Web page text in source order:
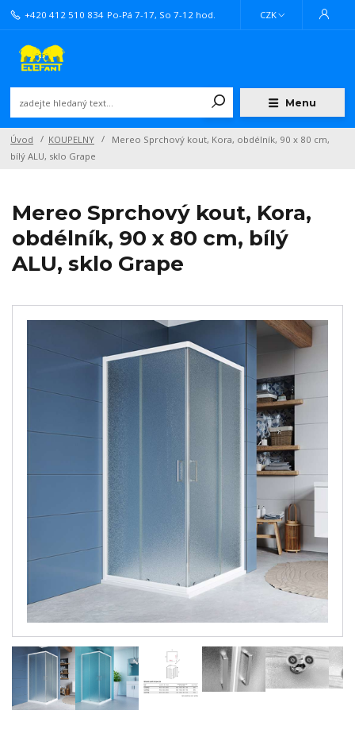
Menu
CZK
+420 412 510 834 Po-Pá 7-17, So 7-12 hod.
Úvod KOUPELNY
Mereo Sprchový kout, Kora, obdélník, 90 x 80 cm,
bílý ALU, sklo Grape
Mereo Sprchový kout, Kora,
obdélník, 90 x 80 cm, bílý
ALU, sklo Grape